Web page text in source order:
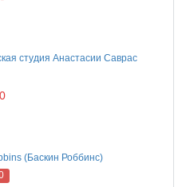
студия Анастасии Саврас
0
(Баскин Роббинс)